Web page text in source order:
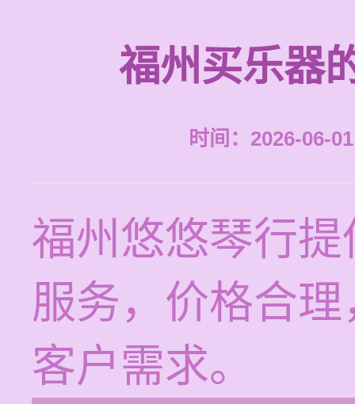
福州买乐器
时间：2026-06-
福州悠悠琴行
服务，价格合
客户需求。